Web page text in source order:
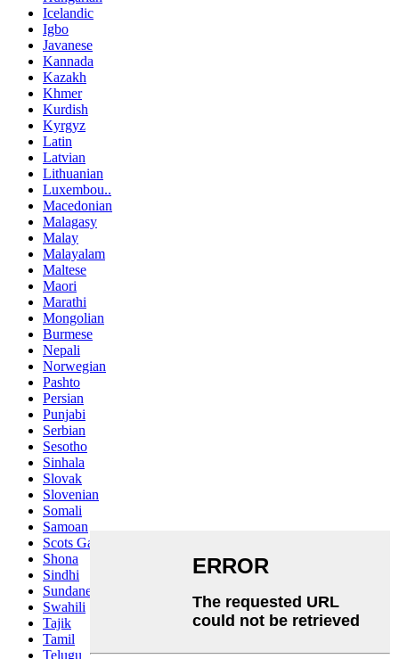
Icelandic
Igbo
Javanese
Kannada
Kazakh
Khmer
Kurdish
Kyrgyz
Latin
Latvian
Lithuanian
Luxembou..
Macedonian
Malagasy
Malay
Malayalam
Maltese
Maori
Marathi
Mongolian
Burmese
Nepali
Norwegian
Pashto
Persian
Punjabi
Serbian
Sesotho
Sinhala
Slovak
Slovenian
Somali
Samoan
Scots Gaelic
Shona
Sindhi
Sundanese
Swahili
Tajik
Tamil
Telugu